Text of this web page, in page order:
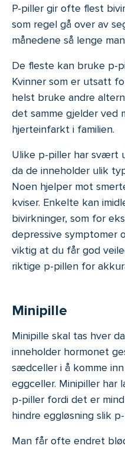
P-piller gir ofte flest
som regel gå over av
månedene så lenge
De fleste kan bruke p-
Kvinner som er utsatt
helst bruke andre
det samme gjelder ved
hjerteinfarkt i familien.
Ulike p-piller har svært
da de inneholder ulik
Noen hjelper mot
kviser. Enkelte kan
bivirkninger, som for
depressive symptomer
viktig at du får god
riktige p-pillen for
Minipille
Minipille skal tas hver
inneholder hormonet
sædceller i å komme
eggceller. Minipiller har
p-piller fordi det er
hindre eggløsning slik
Man får ofte endret